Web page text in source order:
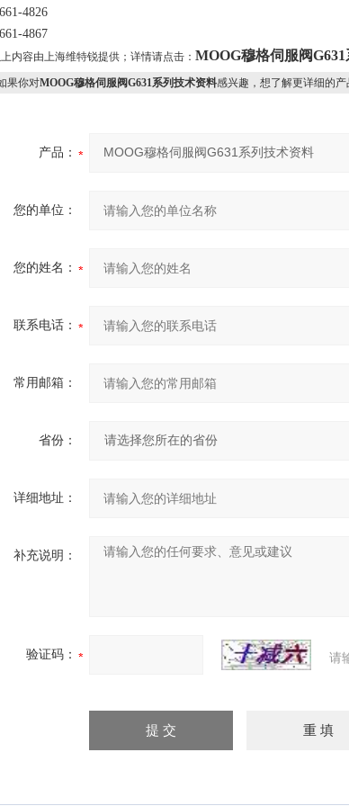
4826
4867
上内容由上海维特锐提供；详情请点击： MOOG穆格伺服阀
果你对MOOG穆格伺服阀G631系列技术资料感兴趣，想了解更详细的
产品：
您的单位：
您的姓名：
联系电话：
常用邮箱：
省份：
详细地址：
补充说明：
验证码： 请